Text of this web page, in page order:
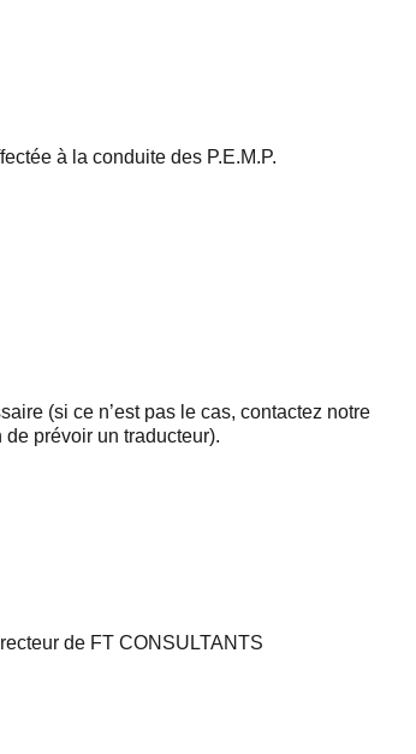
à la conduite des P.E.M.P.
(si ce n’est pas le cas, contactez notre
prévoir un traducteur).
de FT CONSULTANTS